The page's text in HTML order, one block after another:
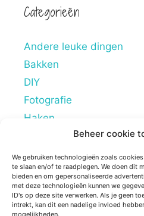
Beheer cookie
We gebruiken technologieën zoals
te slaan en/of te raadplegen. We doen dit
bieden en om gepersonaliseerde
met deze technologieën kunnen we
ID's op deze site verwerken. Als je geen
intrekt, kan dit een nadelige invloed
mogelijkheden.
Categorieën
Andere leuke dingen
Bakken
DIY
Fotografie
Haken
Lifestyle
Mindstyle
Overig
Persoonlijke blogs